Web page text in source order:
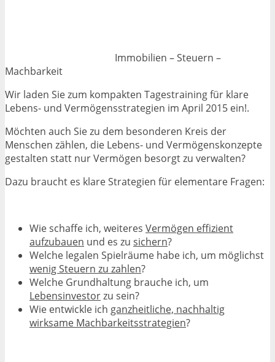
Immobilien – Steuern –
Machbarkeit
Wir laden Sie zum kompakten Tagestraining für klare
Lebens- und Vermögensstrategien im April 2015 ein!.
Möchten auch Sie zu dem besonderen Kreis der
Menschen zählen, die Lebens- und Vermögenskonzepte
gestalten statt nur Vermögen besorgt zu verwalten?
Dazu braucht es klare Strategien für elementare Fragen:
Wie schaffe ich, weiteres Vermögen effizient
aufzubauen und es zu sichern?
Welche legalen Spielräume habe ich, um möglichst
wenig Steuern zu zahlen?
Welche Grundhaltung brauche ich, um
Lebensinvestorzu sein?
Wie entwickle ich ganzheitliche, nachhaltig
wirksame Machbarkeitsstrategien?